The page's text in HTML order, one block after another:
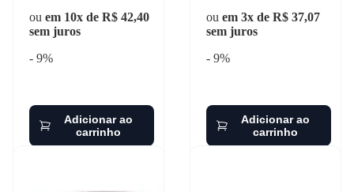
ou em 10x de R$ 42,40
sem juros
- 9%
Adicionar ao
carrinho
ou em 3x de R$ 37,07
sem juros
- 9%
Adicionar ao
carrinho